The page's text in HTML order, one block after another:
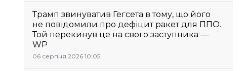
Трамп звинуватив Гегсета в тому, що його
не повідомили про дефіцит ракет для ППО.
Той перекинув це на свого заступника —
WP
06 серпня 2026 10:05